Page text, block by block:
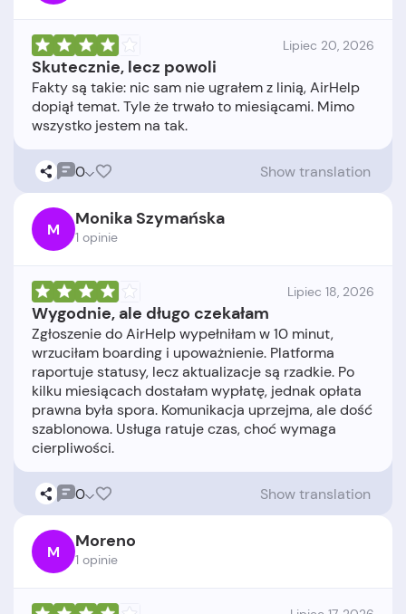
Lipiec 20, 2026
Skutecznie, lecz powoli
Fakty są takie: nic sam nie ugrałem z linią, AirHelp
dopiął temat. Tyle że trwało to miesiącami. Mimo
0 Show translation
M Monika Szymańska
1 opinie
Lipiec 18, 2026
Wygodnie, ale długo czekałam
Zgłoszenie do AirHelp wypełniłam w 10 minut,
wrzuciłam boarding i upoważnienie. Platforma
raportuje statusy, lecz aktualizacje są rzadkie. Po
kilku miesiącach dostałam wypłatę, jednak opłata
prawna była spora. Komunikacja uprzejma, ale dość
szablonowa. Usługa ratuje czas, choć wymaga
0 Show translation
M Moreno
1 opinie